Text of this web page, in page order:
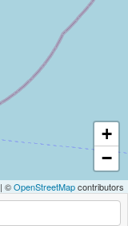
+
−
| ©OpenStreetMapcontributors